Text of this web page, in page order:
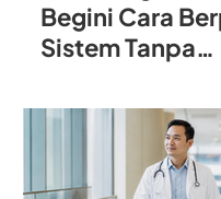
Begini Cara
Sistem Tanpa
Rumah Sakit